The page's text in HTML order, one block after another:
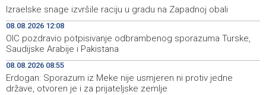
City Festu u Niškoj Banji
15:09
Konjic ugostio 23 folklorna društva na 26.
Međunarodnom festivalu ‘Konjička sehara’
15:05
Vozači u HBŽ-u pozvani na oprez zbog divljih konja na
cestama
Izraelske snage izvršile raciju u gradu na Zapadnoj obali
08.08.2026 12:08
OIC pozdravio potpisivanje odbrambenog sporazuma Turske,
Saudijske Arabije i Pakistana
08.08.2026 08:55
Erdogan: Sporazum iz Meke nije usmjeren ni protiv jedne
države, otvoren je i za prijateljske zemlje